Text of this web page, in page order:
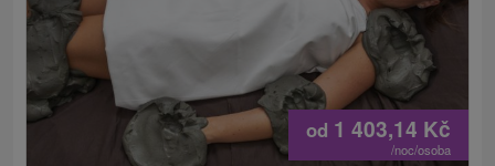
od 1 403,14 Kč
/noc/osoba